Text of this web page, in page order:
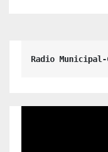
Radio